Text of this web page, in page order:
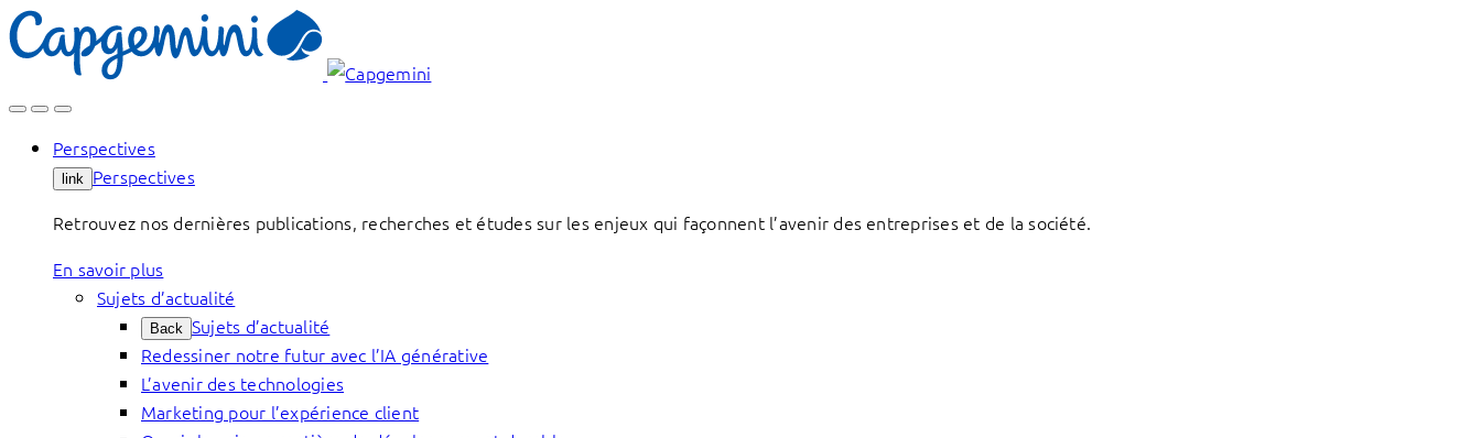
Skip
to
Perspectives
link Perspectives
Retrouvez nos dernières publications, recherches et études sur les enjeux qui façonnent l’avenir des entreprises et de la société.
En savoir plus
Sujets d’actualité
Back Sujets d’actualité
Redessiner notre futur avec l’IA générative
L’avenir des technologies
Marketing pour l’expérience client